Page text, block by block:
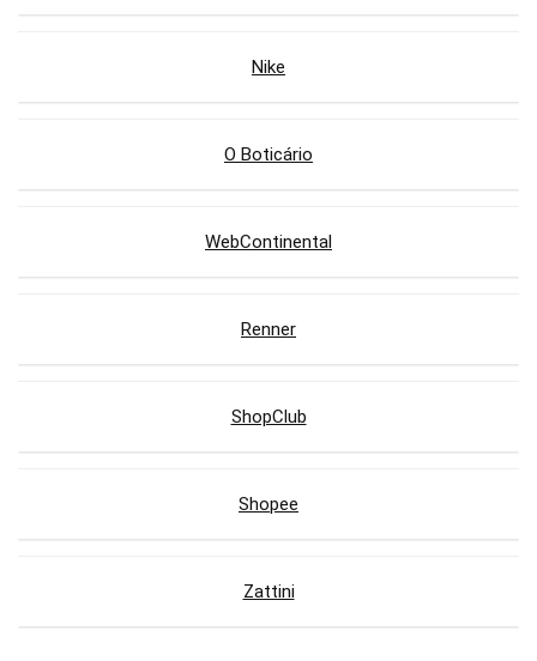
Nike
O Boticário
WebContinental
Renner
ShopClub
Shopee
Zattini